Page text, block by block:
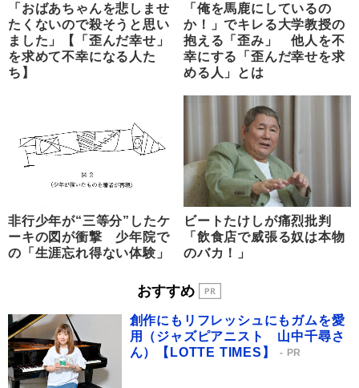
「おばあちゃんを悲しませ
たくないので殺そうと思い
ました」【「歪んだ幸せ」
を求めて不幸になる人た
ち】
「俺を馬鹿にしているの
か！」でキレる大学教授の
抱える「歪み」 他人を不
幸にする「歪んだ幸せを求
める人」とは
非行少年が“三等分”したケ
ーキの図が衝撃 少年院で
の「生涯忘れ得ない体験」
ビートたけしが痛烈批判
「飲食店で威張る奴は本物
のバカ！」
おすすめ
創作にもリフレッシュにもガムを愛
用（ジャズピアニスト 山中千尋さ
ん）【LOTTE TIMES】
PR